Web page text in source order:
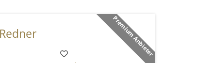
Premium Anbieter